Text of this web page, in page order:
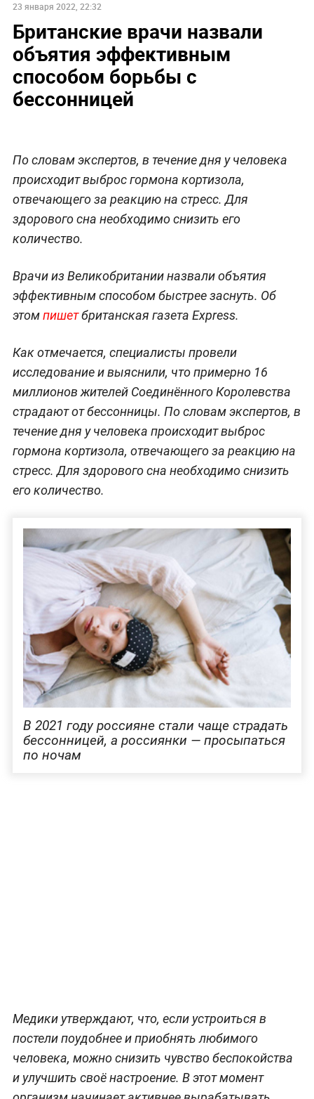
23 января 2022, 22:32
Британские врачи назвали
объятия эффективным
способом борьбы с
бессонницей
По словам экспертов, в течение дня у человека
происходит выброс гормона кортизола,
отвечающего за реакцию на стресс. Для
здорового сна необходимо снизить его
количество.
Врачи из Великобритании назвали объятия
эффективным способом быстрее заснуть. Об
этомпишетбританская газета Express.
Как отмечается, специалисты провели
исследование и выяснили, что примерно 16
миллионов жителей Соединённого Королевства
страдают от бессонницы. По словам экспертов, в
течение дня у человека происходит выброс
гормона кортизола, отвечающего за реакцию на
стресс. Для здорового сна необходимо снизить
его количество.
В 2021 году россияне стали чаще страдать
бессонницей, а россиянки — просыпаться
по ночам
Медики утверждают, что, если устроиться в
постели поудобнее и приобнять любимого
человека, можно снизить чувство беспокойства
и улучшить своё настроение. В этот момент